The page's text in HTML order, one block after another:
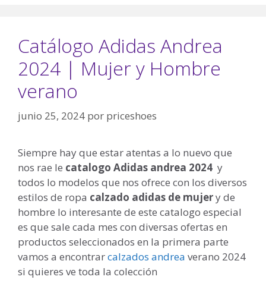
Catálogo Adidas Andrea
2024 | Mujer y Hombre
verano
junio 25, 2024 por priceshoes
Siempre hay que estar atentas a lo nuevo que
nos rae le catalogo Adidas andrea 2024 y
todos lo modelos que nos ofrece con los diversos
estilos de ropa calzado adidas de mujery de
hombre lo interesante de este catalogo especial
es que sale cada mes con diversas ofertas en
productos seleccionados en la primera parte
vamos a encontrarcalzados andrea verano 2024
si quieres ve toda la colección